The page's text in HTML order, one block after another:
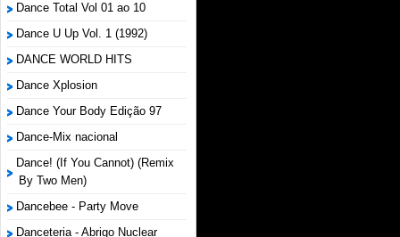
Dance Total Vol 01 ao 10
Dance U Up Vol. 1 (1992)
DANCE WORLD HITS
Dance Xplosion
Dance Your Body Edição 97
Dance-Mix nacional
Dance! (If You Cannot) (Remix
By Two Men)
Dancebee - Party Move
Danceteria - Abrigo Nuclear